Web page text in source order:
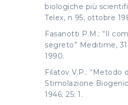
biologiche più
Telex, n 95, ottobre
Fasanotti P.M.: “Il
segreto” Meditime,
1990.
Filatov V.P.: “Metodo
Stimolazione
1946; 25: 1.